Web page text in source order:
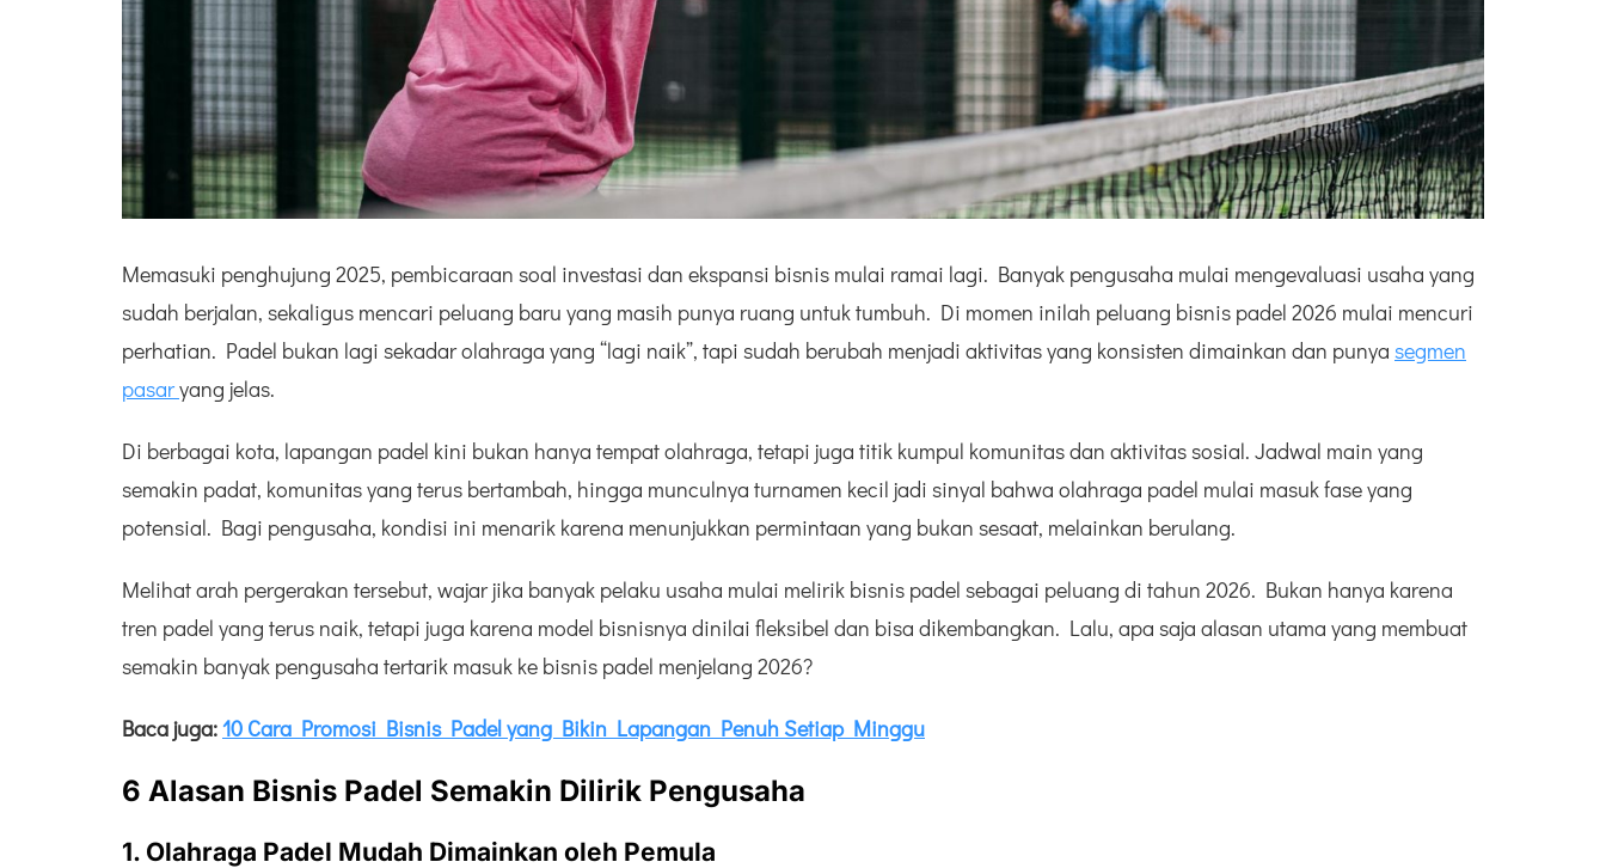
Memasuki penghujung 2025, pembicaraan soal investasi dan ekspansi bisnis mulai ramai lagi. Banyak pengusaha mulai mengevaluasi usaha yang
sudah berjalan, sekaligus mencari peluang baru yang masih punya ruang untuk tumbuh. Di momen inilah peluang bisnis padel 2026 mulai mencuri
perhatian. Padel bukan lagi sekadar olahraga yang “lagi naik”, tapi sudah berubah menjadi aktivitas yang konsisten dimainkan dan punya segmen
pasaryang jelas.
Di berbagai kota, lapangan padel kini bukan hanya tempat olahraga, tetapi juga titik kumpul komunitas dan aktivitas sosial. Jadwal main yang
semakin padat, komunitas yang terus bertambah, hingga munculnya turnamen kecil jadi sinyal bahwa olahraga padel mulai masuk fase yang
potensial. Bagi pengusaha, kondisi ini menarik karena menunjukkan permintaan yang bukan sesaat, melainkan berulang.
Melihat arah pergerakan tersebut, wajar jika banyak pelaku usaha mulai melirik bisnis padel sebagai peluang di tahun 2026. Bukan hanya karena
tren padel yang terus naik, tetapi juga karena model bisnisnya dinilai fleksibel dan bisa dikembangkan. Lalu, apa saja alasan utama yang membuat
semakin banyak pengusaha tertarik masuk ke bisnis padel menjelang 2026?
Baca juga:10 Cara Promosi Bisnis Padel yang Bikin Lapangan Penuh Setiap Minggu
6 Alasan Bisnis Padel Semakin Dilirik Pengusaha
1. Olahraga Padel Mudah Dimainkan oleh Pemula